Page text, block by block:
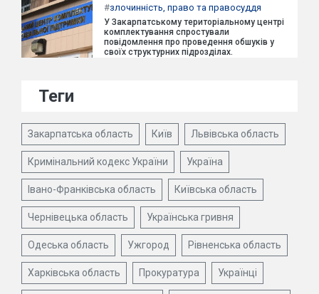
#злочинність, право та правосуддя
У Закарпатському територіальному центрі
комплектування спростували
повідомлення про проведення обшуків у
своїх структурних підрозділах.
Теги
Закарпатська область Київ Львівська область
Кримінальний кодекс України Україна
Івано-Франківська область Київська область
Чернівецька область Українська гривня
Одеська область Ужгород Рівненська область
Харківська область Прокуратура Українці